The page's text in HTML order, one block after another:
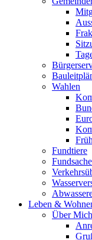
Wahlen
Fundtiere
Leben &
Über